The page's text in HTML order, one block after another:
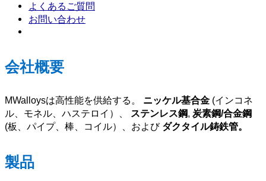
よくあるご質問
お問い合わせ
会社概要
MWalloysは高性能を供給する。 ニッケル基合金 (インコネ
ル、モネル、ハステロイ）、
ステンレス鋼 炭素鋼/合金鋼
(板、パイプ、棒、コイル）、および ダクタイル鋳鉄管。
製品